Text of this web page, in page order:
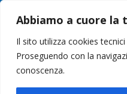
Abbiamo a cuore la
Il sito utilizza cookies
Proseguendo con la
conoscenza.
049 8627946
LUN-VEN